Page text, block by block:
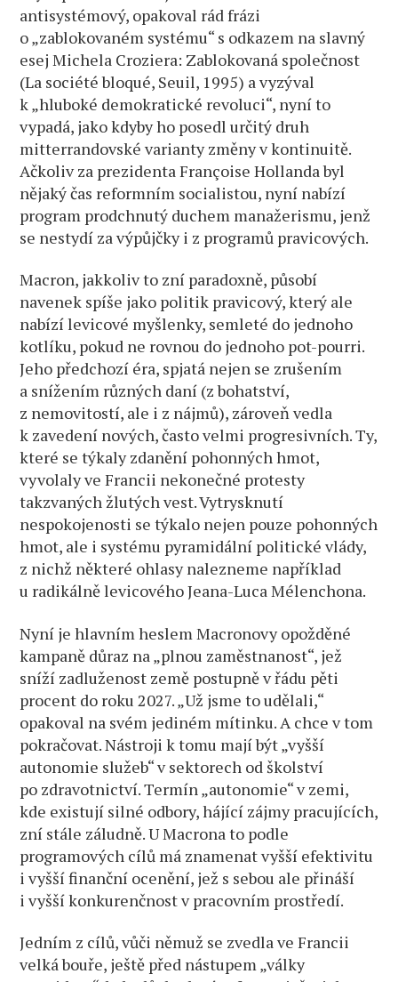
antisystémový, opakoval rád frázi
o „zablokovaném systému“ s odkazem na slavný
esej Michela Croziera: Zablokovaná společnost
(La société bloqué, Seuil, 1995) a vyzýval
k „hluboké demokratické revoluci“, nyní to
vypadá, jako kdyby ho posedl určitý druh
mitterrandovské varianty změny v kontinuitě.
Ačkoliv za prezidenta Françoise Hollanda byl
nějaký čas reformním socialistou, nyní nabízí
program prodchnutý duchem manažerismu, jenž
se nestydí za výpůjčky i z programů pravicových.
Macron, jakkoliv to zní paradoxně, působí
navenek spíše jako politik pravicový, který ale
nabízí levicové myšlenky, semleté do jednoho
kotlíku, pokud ne rovnou do jednoho pot-pourri.
Jeho předchozí éra, spjatá nejen se zrušením
a snížením různých daní (z bohatství,
z nemovitostí, ale i z nájmů), zároveň vedla
k zavedení nových, často velmi progresivních. Ty,
které se týkaly zdanění pohonných hmot,
vyvolaly ve Francii nekonečné protesty
takzvaných žlutých vest. Vytrysknutí
nespokojenosti se týkalo nejen pouze pohonných
hmot, ale i systému pyramidální politické vlády,
z nichž některé ohlasy nalezneme například
u radikálně levicového Jeana-Luca Mélenchona.
Nyní je hlavním heslem Macronovy opožděné
kampaně důraz na „plnou zaměstnanost“, jež
sníží zadluženost země postupně v řádu pěti
procent do roku 2027. „Už jsme to udělali,“
opakoval na svém jediném mítinku. A chce v tom
pokračovat. Nástroji k tomu mají být „vyšší
autonomie služeb“ v sektorech od školství
po zdravotnictví. Termín „autonomie“ v zemi,
kde existují silné odbory, hájící zájmy pracujících,
zní stále záludně. U Macrona to podle
programových cílů má znamenat vyšší efektivitu
i vyšší finanční ocenění, jež s sebou ale přináší
i vyšší konkurenčnost v pracovním prostředí.
Jedním z cílů, vůči němuž se zvedla ve Francii
velká bouře, ještě před nástupem „války